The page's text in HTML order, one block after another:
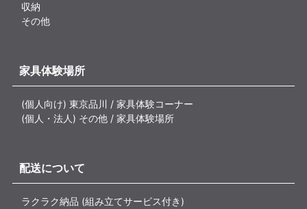
収納
その他
家具体験場所
(個人向け) 東京品川 / 家具体験コーナー
(個人・法人) その他 / 家具体験場所
配送について
ラクラク納品 (組み立てサービス付き)